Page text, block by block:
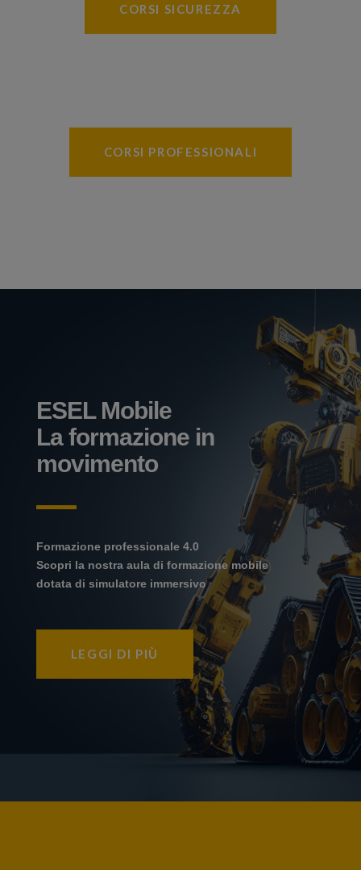
CORSI SICUREZZA
CORSI PROFESSIONALI
ESEL Mobile
La formazione in
movimento
Formazione professionale 4.0
Scopri la nostra aula di formazione mobile
dotata di simulatore immersivo
LEGGI DI PIÙ